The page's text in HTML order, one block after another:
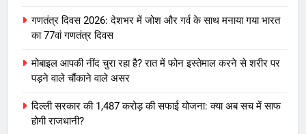
गणतंत्र दिवस 2026: देशभर में जोश और गर्व के साथ मनाया गया भारत
का 77वां गणतंत्र दिवस
मोबाइल आपकी नींद चुरा रहा है? रात में फोन इस्तेमाल करने से शरीर पर
पड़ने वाले चौंकाने वाले असर
दिल्ली सरकार की 1,487 करोड़ की सफाई योजना: क्या अब सच में साफ
होगी राजधानी?